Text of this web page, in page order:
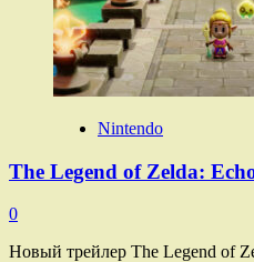
Nintendo
The Legend of Zelda:
0
Новый трейлер The Legend of